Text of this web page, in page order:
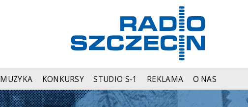
MUZYKA KONKURSY STUDIO S-1 REKLAMA O NAS